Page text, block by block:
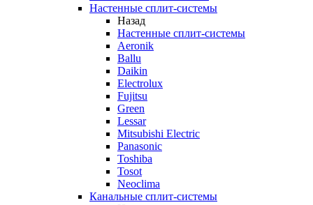
Настенные сплит-системы
Назад
Настенные сплит-системы
Aeronik
Ballu
Daikin
Electrolux
Fujitsu
Green
Lessar
Mitsubishi Electric
Panasonic
Toshiba
Tosot
Neoclima
Канальные сплит-системы